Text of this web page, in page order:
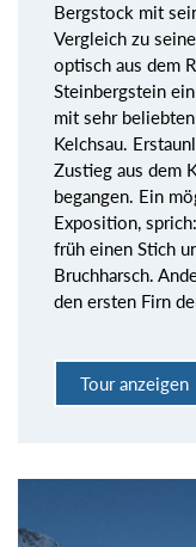
Bergstock mit
Vergleich zu
optisch aus dem
Steinbergstein
mit sehr
Kelchsau.
Zustieg aus dem
begangen. Ein
Exposition,
früh einen Stich
Bruchharsch.
den ersten Firn
Tour anzeigen